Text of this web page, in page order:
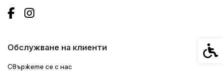
Обслужване на клиенти
Свържете се с нас